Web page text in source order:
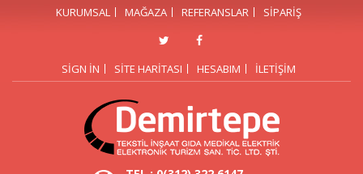
KURUMSAL MAĞAZA REFERANSLAR SIPARIŞ
SIGN IN SITE HARITASI HESABIM İLETIŞIM